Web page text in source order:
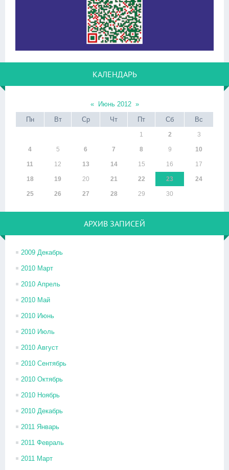
КАЛЕНДАРЬ
« Июнь 2012 »
Пн
Вт Ср Чт Пт Сб Вс
1 2 3
4 5 6 7 8 9 10
11 12 13 14 15 16 17
18 19 20 21 22 23 24
25 26 27 28 29 30
АРХИВ ЗАПИСЕЙ
2009 Декабрь
2010 Март
2010 Апрель
2010 Май
2010 Июнь
2010 Июль
2010 Август
2010 Сентябрь
2010 Октябрь
2010 Ноябрь
2010 Декабрь
2011 Январь
2011 Февраль
2011 Март